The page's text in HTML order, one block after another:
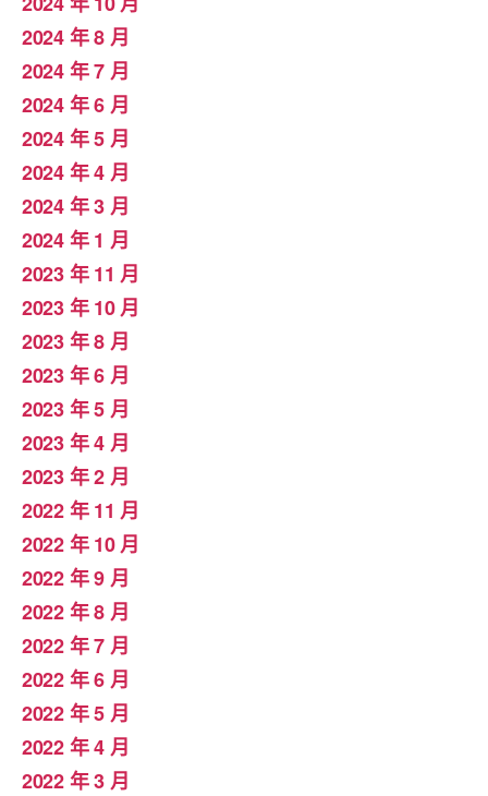
2024 年 8 月
2024 年 7 月
2024 年 6 月
2024 年 5 月
2024 年 4 月
2024 年 3 月
2024 年 1 月
2023 年 11 月
2023 年 10 月
2023 年 8 月
2023 年 6 月
2023 年 5 月
2023 年 4 月
2023 年 2 月
2022 年 11 月
2022 年 10 月
2022 年 9 月
2022 年 8 月
2022 年 7 月
2022 年 6 月
2022 年 5 月
2022 年 4 月
2022 年 3 月